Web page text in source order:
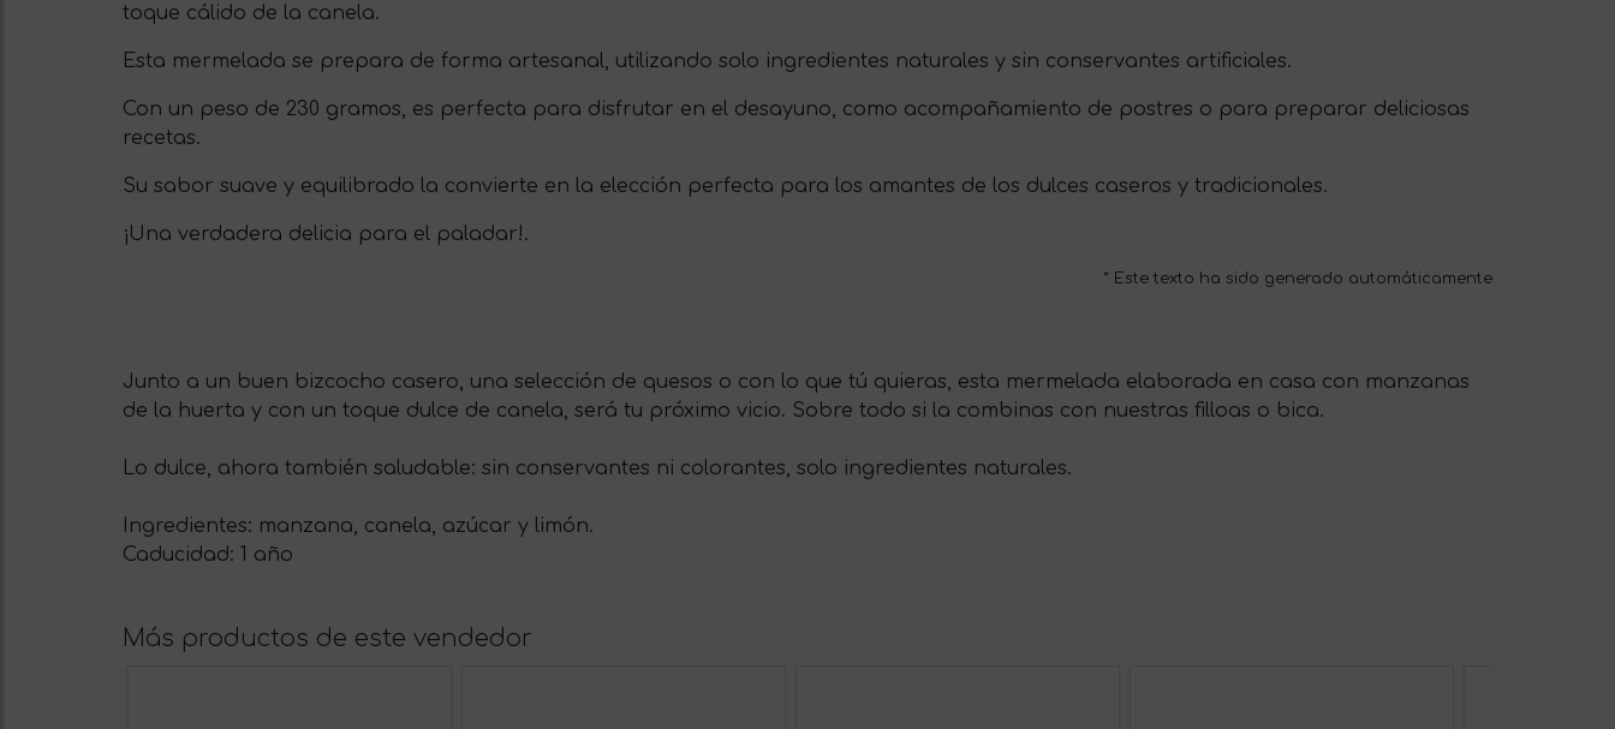
toque cálido de la canela.
Esta mermelada se prepara de forma artesanal, utilizando solo ingredientes naturales y sin conservantes artificiales.
Con un peso de 230 gramos, es perfecta para disfrutar en el desayuno, como acompañamiento de postres o para preparar deliciosas
recetas.
Su sabor suave y equilibrado la convierte en la elección perfecta para los amantes de los dulces caseros y tradicionales.
¡Una verdadera delicia para el paladar!.
* Este texto ha sido generado automáticamente
Junto a un buen bizcocho casero, una selección de quesos o con lo que tú quieras, esta mermelada elaborada en casa con manzanas
de la huerta y con un toque dulce de canela, será tu próximo vicio. Sobre todo si la combinas con nuestras filloas o bica.
Lo dulce, ahora también saludable: sin conservantes ni colorantes, solo ingredientes naturales.
Ingredientes: manzana, canela, azúcar y limón.
Caducidad: 1 año
Más productos de este vendedor